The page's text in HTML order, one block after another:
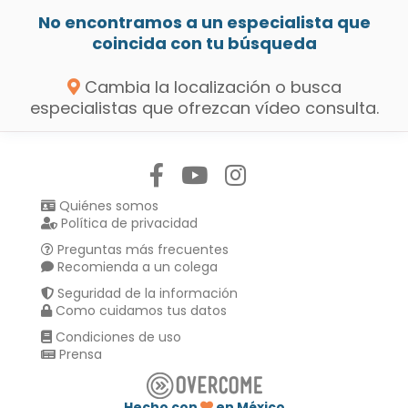
No encontramos a un especialista que
coincida con tu búsqueda
Cambia la localización o busca
especialistas que ofrezcan vídeo consulta.
Quiénes somos
Política de privacidad
Preguntas más frecuentes
Recomienda a un colega
Seguridad de la información
Como cuidamos tus datos
Condiciones de uso
Prensa